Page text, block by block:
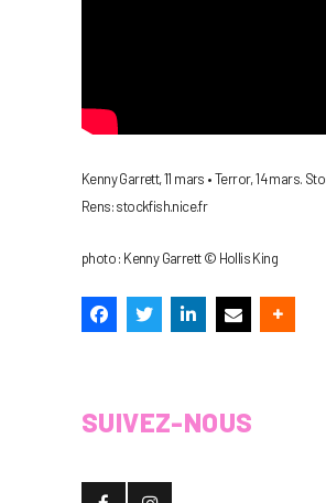
Kenny Garrett, 11 mars • Terror, 14 mars.
Rens: stockfish.nice.fr
photo : Kenny Garrett © Hollis King
SUIVEZ-NOUS